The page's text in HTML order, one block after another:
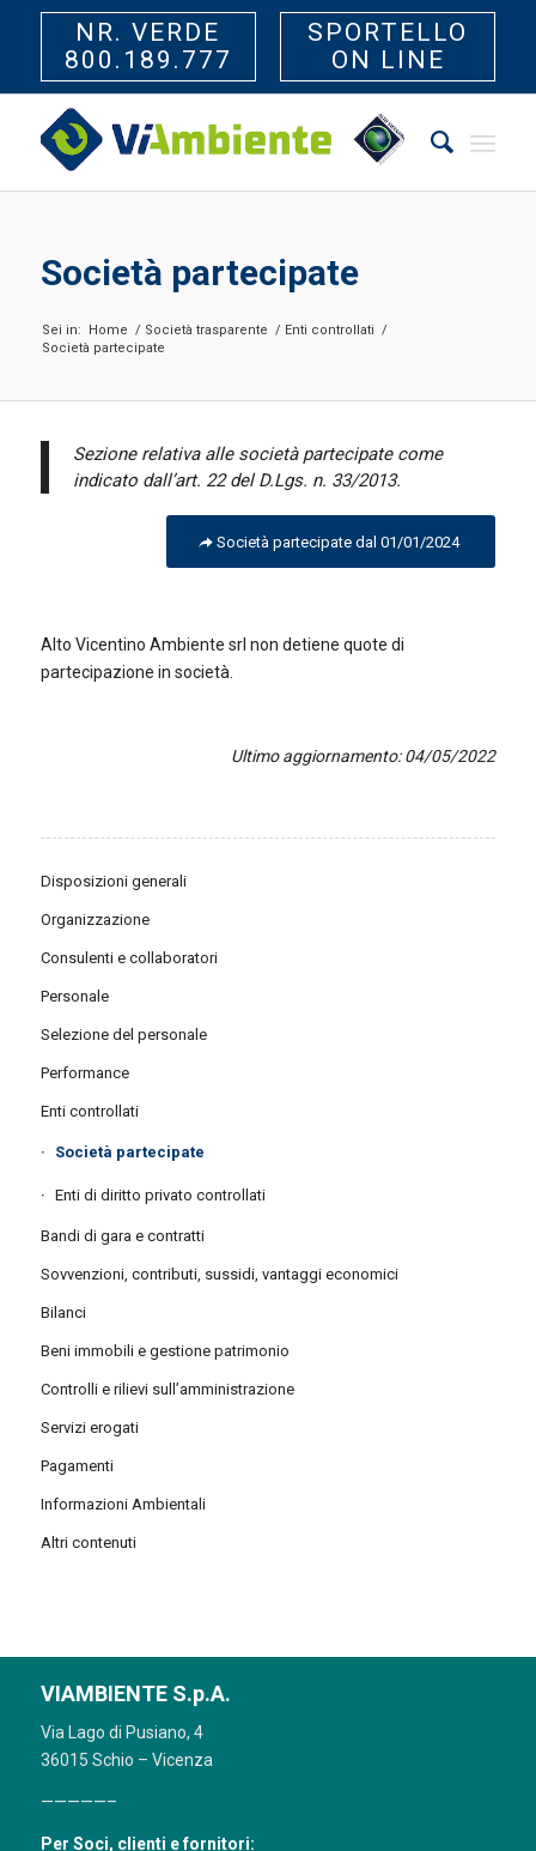
NR. VERDE
800.189.777
SPORTELLO
ON LINE
Società partecipate
Sei in: Home / Società trasparente / Enti controllati /
Società partecipate
Sezione relativa alle società partecipate come
indicato dall’art. 22 del D.Lgs. n. 33/2013.
Società partecipate dal 01/01/2024
Alto Vicentino Ambiente srl non detiene quote di
partecipazione in società.
Ultimo aggiornamento: 04/05/2022
Disposizioni generali
Organizzazione
Consulenti e collaboratori
Personale
Selezione del personale
Performance
Enti controllati
Società partecipate
Enti di diritto privato controllati
Bandi di gara e contratti
Sovvenzioni, contributi, sussidi, vantaggi economici
Bilanci
Beni immobili e gestione patrimonio
Controlli e rilievi sull’amministrazione
Servizi erogati
Pagamenti
Informazioni Ambientali
Altri contenuti
VIAMBIENTE S.p.A.
Via Lago di Pusiano, 4
36015 Schio – Vicenza
—————–
Per Soci, clienti e fornitori: